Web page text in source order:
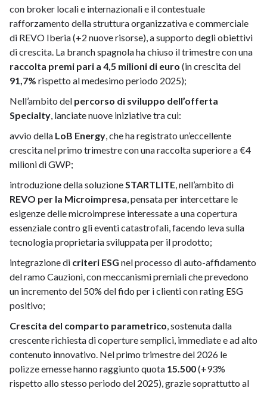
con broker locali e internazionali e il contestuale
rafforzamento della struttura organizzativa e commerciale
di REVO Iberia (+2 nuove risorse), a supporto degli obiettivi
di crescita. La branch spagnola ha chiuso il trimestre con una
raccolta premi pari a 4,5 milioni di euro (in crescita del
91,7% rispetto al medesimo periodo 2025);
Nell’ambito del percorso di sviluppo dell’offerta
Specialty, lanciate nuove iniziative tra cui:
avvio della LoB Energy, che ha registrato un’eccellente
crescita nel primo trimestre con una raccolta superiore a €4
milioni di GWP;
introduzione della soluzioneSTARTLITE, nell’ambito di
REVO per la Microimpresa, pensata per intercettare le
esigenze delle microimprese interessate a una copertura
essenziale contro gli eventi catastrofali, facendo leva sulla
tecnologia proprietaria sviluppata per il prodotto;
integrazione di criteri ESG nel processo di auto-affidamento
del ramo Cauzioni, con meccanismi premiali che prevedono
un incremento del 50% del fido per i clienti con rating ESG
positivo;
Crescita del comparto parametrico, sostenuta dalla
crescente richiesta di coperture semplici, immediate e ad alto
contenuto innovativo. Nel primo trimestre del 2026 le
polizze emesse hanno raggiunto quota 15.500(+93%
rispetto allo stesso periodo del 2025), grazie soprattutto al